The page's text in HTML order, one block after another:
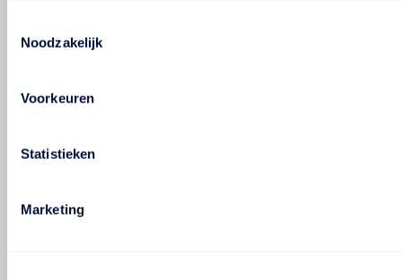
Noodzakelijk
Voorkeuren
Statistieken
Marketing